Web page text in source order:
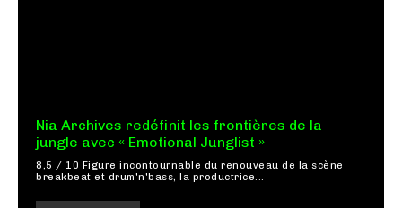
Nia Archives redéfinit les frontières de la
jungle avec « Emotional Junglist »
8,5 / 10 Figure incontournable du renouveau de la scène
breakbeat et drum'n'bass, la productrice...